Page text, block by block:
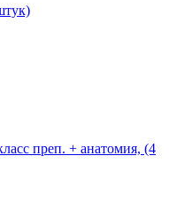
преп. + анатомия, (4